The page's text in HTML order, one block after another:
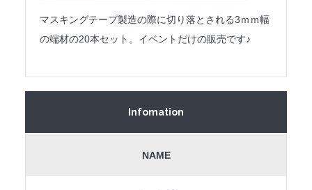
マスキングテープ製造の際に切り落とされる3ｍｍ幅
の端材の20本セット。イベントだけの販売です♪
Infomation
NAME